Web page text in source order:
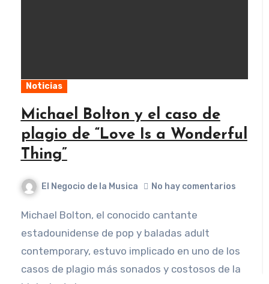
Noticias
Michael Bolton y el caso de
plagio de “Love Is a Wonderful
Thing”
El Negocio de la Musica No hay comentarios
Michael Bolton, el conocido cantante
estadounidense de pop y baladas adult
contemporary, estuvo implicado en uno de los
casos de plagio más sonados y costosos de la